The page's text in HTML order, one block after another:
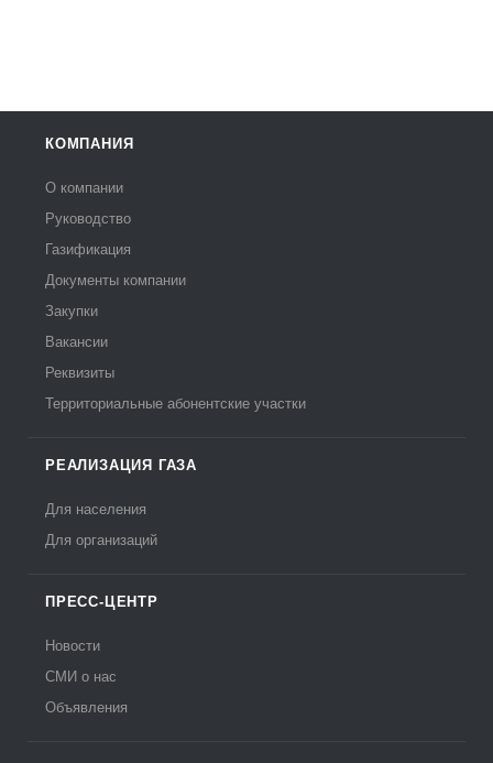
КОМПАНИЯ
О компании
Руководство
Газификация
Документы компании
Закупки
Вакансии
Реквизиты
Территориальные абонентские участки
РЕАЛИЗАЦИЯ ГАЗА
Для населения
Для организаций
ПРЕСС-ЦЕНТР
Новости
СМИ о нас
Объявления